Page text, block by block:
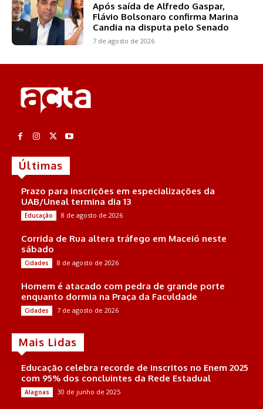
Após saída de Alfredo Gaspar,
Flávio Bolsonaro confirma Marina
Candia na disputa pelo Senado
7 de agosto de 2026
Últimas
Prazo para inscrições em especializações da
UAB/Uneal termina dia 13
Educação 8 de agosto de 2026
Corrida de Rua altera tráfego em Maceió neste
sábado
Cidades 8 de agosto de 2026
Homem é atacado com pedra de grande porte
enquanto dormia na Praça da Faculdade
Cidades 7 de agosto de 2026
Mais Lidas
Educação celebra recorde de inscritos no Enem 2025
com 95% dos concluintes da Rede Estadual
Alagoas 30 de junho de 2025